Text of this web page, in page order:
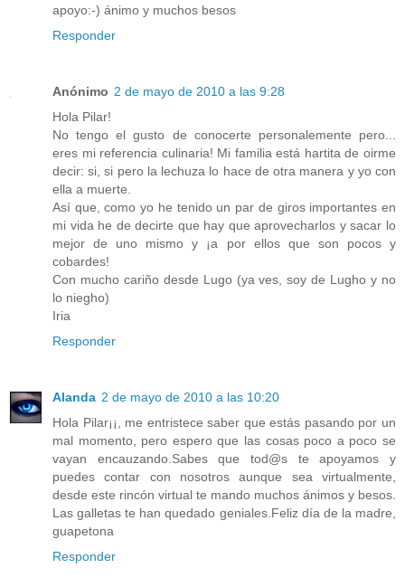
apoyo:-) ánimo y muchos besos
Responder
Anónimo 2 de mayo de 2010 a las 9:28
Hola Pilar!
No tengo el gusto de conocerte personalemente pero...
eres mi referencia culinaria! Mi familia está hartita de oirme
decir: si, si pero la lechuza lo hace de otra manera y yo con
ella a muerte.
Así que, como yo he tenido un par de giros importantes en
mi vida he de decirte que hay que aprovecharlos y sacar lo
mejor de uno mismo y ¡a por ellos que son pocos y
cobardes!
Con mucho cariño desde Lugo (ya ves, soy de Lugho y no
lo niegho)
Iria
Responder
Alanda 2 de mayo de 2010 a las 10:20
Hola Pilar¡¡, me entristece saber que estás pasando por un
mal momento, pero espero que las cosas poco a poco se
vayan encauzando.Sabes que tod@s te apoyamos y
puedes contar con nosotros aunque sea virtualmente,
desde este rincón virtual te mando muchos ánimos y besos.
Las galletas te han quedado geniales.Feliz día de la madre,
guapetona
Responder